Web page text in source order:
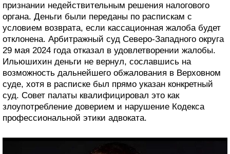
признании недействительным решения налогового
органа. Деньги были переданы по распискам с
условием возврата, если кассационная жалоба будет
отклонена. Арбитражный суд Северо-Западного округа
29 мая 2024 года отказал в удовлетворении жалобы.
Ильюшихин деньги не вернул, сославшись на
возможность дальнейшего обжалования в Верховном
суде, хотя в расписке был прямо указан конкретный
суд. Совет палаты квалифицировал это как
злоупотребление доверием и нарушение Кодекса
профессиональной этики адвоката.